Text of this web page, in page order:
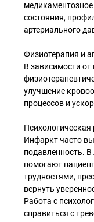
состояния,
артериального
Физиотерапия и
В зависимости
улучшение
процессов и
Психологическая
Инфаркт часто
подавленность.
помогают
трудностями,
вернуть
Работа с
справиться с